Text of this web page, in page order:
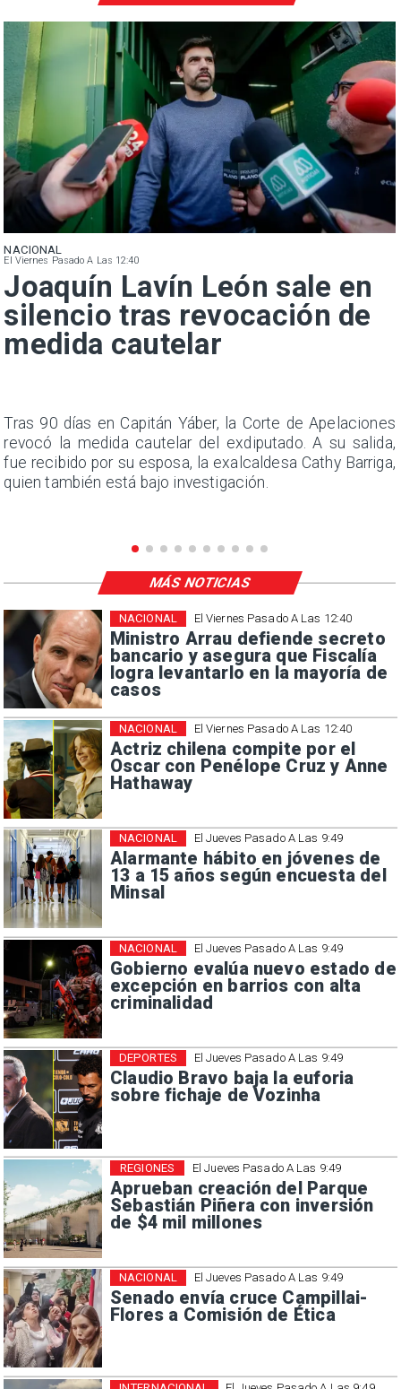
NACIONAL
El Viernes Pasado A Las 12:40
Joaquín Lavín León sale en
silencio tras revocación de
medida cautelar
Tras 90 días en Capitán Yáber, la Corte de Apelaciones
revocó la medida cautelar del exdiputado. A su salida,
fue recibido por su esposa, la exalcaldesa Cathy Barriga,
quien también está bajo investigación.
El Viernes Pasado A Las 12:40
Ministro Arrau defiende secreto
bancario y asegura que Fiscalía
logra levantarlo en la mayoría de
casos
NACIONAL
El Viernes Pasado A Las 12:40
Actriz chilena compite por el
Oscar con Penélope Cruz y Anne
Hathaway
NACIONAL
El Jueves Pasado A Las 9:49
Alarmante hábito en jóvenes de
13 a 15 años según encuesta del
Minsal
NACIONAL
El Jueves Pasado A Las 9:49
Gobierno evalúa nuevo estado de
excepción en barrios con alta
criminalidad
NACIONAL
El Jueves Pasado A Las 9:49
Claudio Bravo baja la euforia
sobre fichaje de Vozinha
DEPORTES
El Jueves Pasado A Las 9:49
Aprueban creación del Parque
Sebastián Piñera con inversión
de $4 mil millones
REGIONES
El Jueves Pasado A Las 9:49
Senado envía cruce Campillai-
Flores a Comisión de Ética
NACIONAL
MÁS NOTICIAS